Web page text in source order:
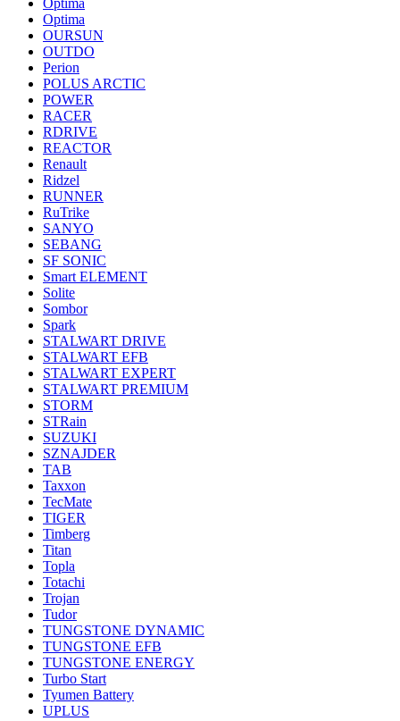
Optima
Optima
OURSUN
OUTDO
Perion
POLUS ARCTIC
POWER
RACER
RDRIVE
REACTOR
Renault
Ridzel
RUNNER
RuTrike
SANYO
SEBANG
SF SONIC
Smart ELEMENT
Solite
Sombor
Spark
STALWART DRIVE
STALWART EFB
STALWART EXPERT
STALWART PREMIUM
STORM
STRain
SUZUKI
SZNAJDER
TAB
Taxxon
TecMate
TIGER
Timberg
Titan
Topla
Totachi
Trojan
Tudor
TUNGSTONE DYNAMIC
TUNGSTONE EFB
TUNGSTONE ENERGY
Turbo Start
Tyumen Battery
UPLUS